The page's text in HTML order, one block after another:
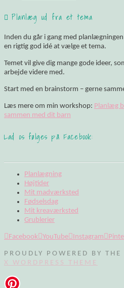
Planlæg ud fra et tema
Inden du går i gang med
en rigtig god idé at vælge et tema.
Temet vil give dig mange gode ideer,
arbejde videre med.
Start med en brainstorm – gerne
Læs mere om min workshop: Planlæg
sammen med dit barn
Lad os følges på Facebook:
Planlægning
Højtider
Mit madværksted
Fødselsdag
Mit kreaværksted
Grublerier
Facebook YouTube Instagram
PROUDLY POWERED BY THE
X WORDPRESS THEME